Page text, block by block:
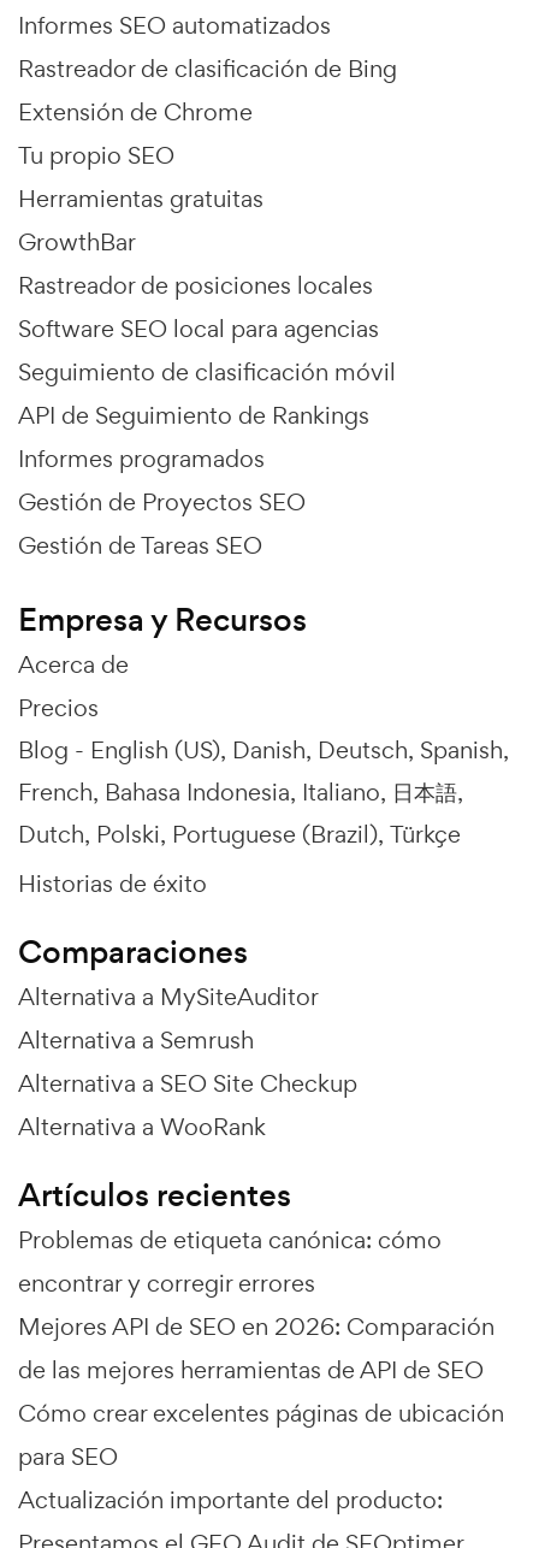
Informes SEO automatizados
Rastreador de clasificación de Bing
Extensión de Chrome
Tu propio SEO
Herramientas gratuitas
GrowthBar
Rastreador de posiciones locales
Software SEO local para agencias
Seguimiento de clasificación móvil
API de Seguimiento de Rankings
Informes programados
Gestión de Proyectos SEO
Gestión de Tareas SEO
Empresa y Recursos
Acerca de
Precios
Blog - English (US) Danish Deutsch Spanish
French Bahasa Indonesia Italiano 日本語
Dutch Polski Portuguese (Brazil) Türkçe
Historias de éxito
Comparaciones
Alternativa a MySiteAuditor
Alternativa a Semrush
Alternativa a SEO Site Checkup
Alternativa a WooRank
Artículos recientes
Problemas de etiqueta canónica: cómo
encontrar y corregir errores
Mejores API de SEO en 2026: Comparación
de las mejores herramientas de API de SEO
Cómo crear excelentes páginas de ubicación
para SEO
Actualización importante del producto: